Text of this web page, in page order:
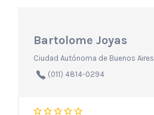
Bartolome Joyas
Ciudad Autónoma de Buenos Aires
(011) 4814-0294